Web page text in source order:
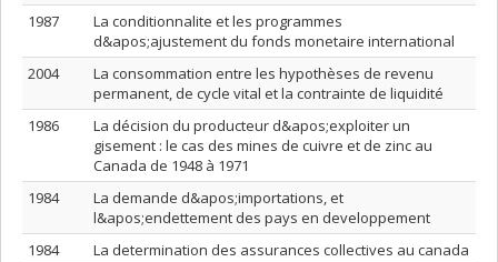
1987
La conditionnalite et les programmes
d&apos;ajustement du fonds monetaire international
2004
La consommation entre les hypothèses de revenu
permanent, de cycle vital et la contrainte de liquidité
1986
La décision du producteur d&apos;exploiter un
gisement : le cas des mines de cuivre et de zinc au
Canada de 1948 à 1971
1984
La demande d&apos;importations, et
l&apos;endettement des pays en developpement
1984
La determination des assurances collectives au canada